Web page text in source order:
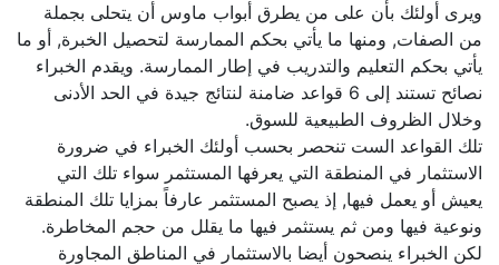
ويرى أولئك بأن على من يطرق أبواب ماوس أن يتحلى بجملة
من الصفات, ومنها ما يأتي بحكم الممارسة لتحصيل الخبرة, أو ما
يأتي بحكم التعليم والتدريب في إطار الممارسة. ويقدم الخبراء
نصائح تستند إلى 6 قواعد ضامنة لنتائج جيدة في الحد الأدنى
وخلال الظروف الطبيعية للسوق.
تلك القواعد الست تنحصر بحسب أولئك الخبراء في ضرورة
الاستثمار في المنطقة التي يعرفها المستثمر سواء تلك التي
يعيش أو يعمل فيها, إذ يصبح المستثمر عارفاً بمزايا تلك المنطقة
ونوعية فيها ومن ثم يستثمر فيها ما يقلل من حجم المخاطرة.
لكن الخبراء ينصحون أيضا بالاستثمار في المناطق المجاورة